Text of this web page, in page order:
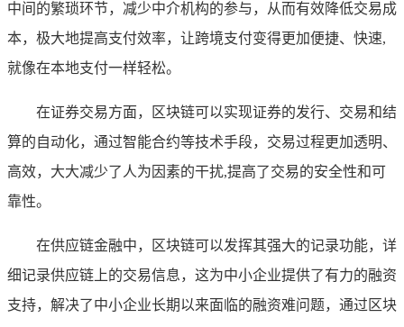
中间的繁琐环节，减少中介机构的参与，从而有效降低交易成
本，极大地提高支付效率，让跨境支付变得更加便捷、快速,
就像在本地支付一样轻松。
在证券交易方面，区块链可以实现证券的发行、交易和结
算的自动化，通过智能合约等技术手段，交易过程更加透明、
高效，大大减少了人为因素的干扰,提高了交易的安全性和可
靠性。
在供应链金融中，区块链可以发挥其强大的记录功能，详
细记录供应链上的交易信息，这为中小企业提供了有力的融资
支持，解决了中小企业长期以来面临的融资难问题，通过区块